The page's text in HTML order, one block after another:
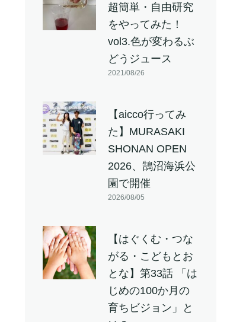
超簡単・自由研究
をやってみた！
vol3.色が変わるぶ
どうジュース
2021/08/26
【aicco行ってみ
た】MURASAKI
SHONAN OPEN
2026、鵠沼海浜公
園で開催
2026/08/05
【はぐくむ・つな
がる・こどもとお
とな】第33話 「は
じめの100か月の
育ちビジョン」と